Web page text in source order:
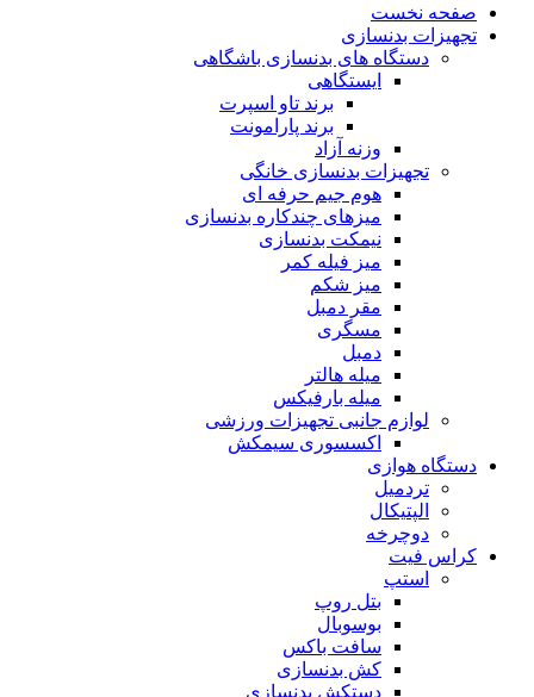
صفحه نخست
تجهیزات بدنسازی
دستگاه های بدنسازی باشگاهی
ایستگاهی
برند تاو اسپرت
برند پارامونت
وزنه آزاد
تجهیزات بدنسازی خانگی
هوم جیم حرفه ای
میزهای چندکاره بدنسازی
نیمکت بدنسازی
میز فیله کمر
میز شکم
مقر دمبل
مسگری
دمبل
میله هالتر
میله بارفیکس
لوازم جانبی تجهیزات ورزشی
اکسسوری سیمکش
دستگاه هوازی
تردمیل
الپتیکال
دوچرخه
کراس فیت
استپ
بتل روپ
بوسوبال
سافت باکس
کش بدنسازی
دستکش بدنسازی